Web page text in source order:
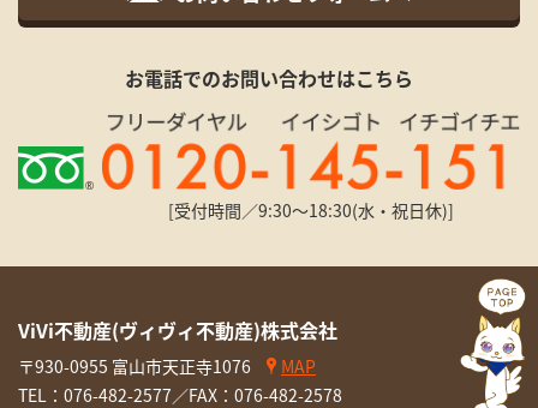
お電話でのお問い合わせはこちら
[受付時間／9:30〜18:30(水・祝日休)]
ViVi不動産(ヴィヴィ不動産)株式会社
〒930-0955 富山市天正寺1076
MAP
TEL： 076-482-2577 ／FAX：076-482-2578